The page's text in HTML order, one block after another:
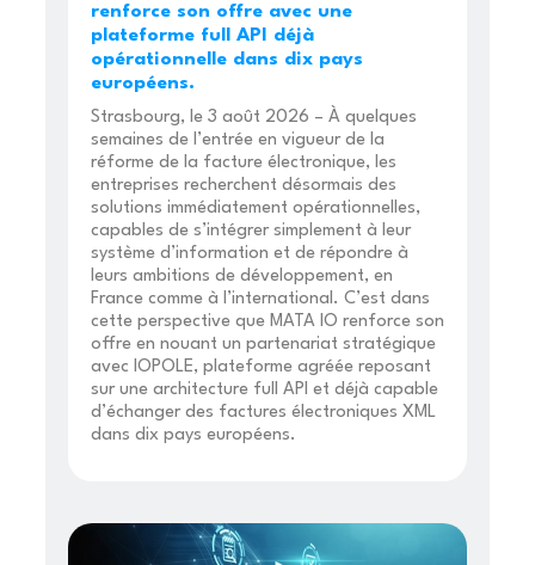
renforce son offre avec une
plateforme full API déjà
opérationnelle dans dix pays
européens.
Strasbourg, le 3 août 2026 – À quelques
semaines de l’entrée en vigueur de la
réforme de la facture électronique, les
entreprises recherchent désormais des
solutions immédiatement opérationnelles,
capables de s’intégrer simplement à leur
système d’information et de répondre à
leurs ambitions de développement, en
France comme à l’international. C’est dans
cette perspective que MATA IO renforce son
offre en nouant un partenariat stratégique
avec IOPOLE, plateforme agréée reposant
sur une architecture full API et déjà capable
d’échanger des factures électroniques XML
dans dix pays européens.